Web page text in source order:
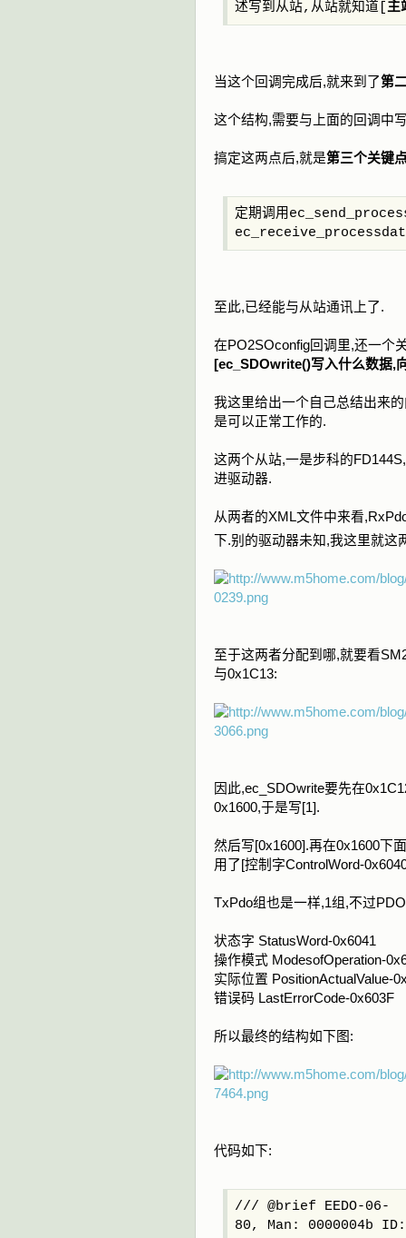
述写到从站,从站就知道[ 主
当这个回调完成后,就来到了第
这个结构,需要与上面的回调中
搞定这两点后,就是第三个关键
定期调用
至此,已经能与从站通讯上了.
在PO2SOconfig回调里,还一个
[ec_SDOwrite()写入什么数据,
我这里给出一个自己总结出来
是可以正常工作的.
这两个从站,一是步科的
进驱动器.
从两者的XML文件中来看
下.别的驱动器未知,我这里就这
至于这两者分配到哪,就要看
与0x1C13:
因此,ec_SDOwrite要先在
0x1600,于是写[1].
然后写[0x1600].再在0x1600下
用了[控制字ControlWord-
TxPdo组也是一样,1组,不过
状态字 StatusWord-0x6041
操作模式 ModesofOperation-
实际位置 PositionActualValue-
错误码 LastErrorCode-0x603F
所以最终的结构如下图:
代码如下:
/// @brief EEDO-06-
80, Man: 0000004b